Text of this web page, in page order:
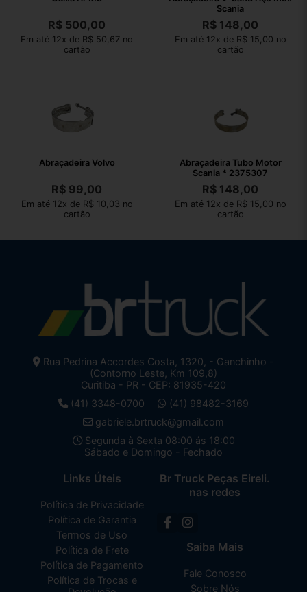
R$ 500,00
Em até 12x de R$ 50,67 no
cartão
Scania
R$ 148,00
Em até 12x de R$ 15,00 no
cartão
Abraçadeira Volvo
R$ 99,00
Em até 12x de R$ 10,03 no
cartão
Abraçadeira Tubo Motor
Scania * 2375307
R$ 148,00
Em até 12x de R$ 15,00 no
cartão
Rua Pedrina Accordes Costa, 1320, - Ganchinho -
(Contorno Leste, Km 109,8)
Curitiba - PR - CEP: 81935-420
(41) 3348-0700
(41) 98482-3169
gabriele.brtruck@gmail.com
Segunda à Sexta 08:00 ás 18:00
Sábado e Domingo - Fechado
Links Úteis
Política de Privacidade
Política de Garantia
Termos de Uso
Política de Frete
Política de Pagamento
Política de Trocas e
Br Truck Peças Eireli.
nas redes
Saiba Mais
Fale Conosco
Sobre Nós